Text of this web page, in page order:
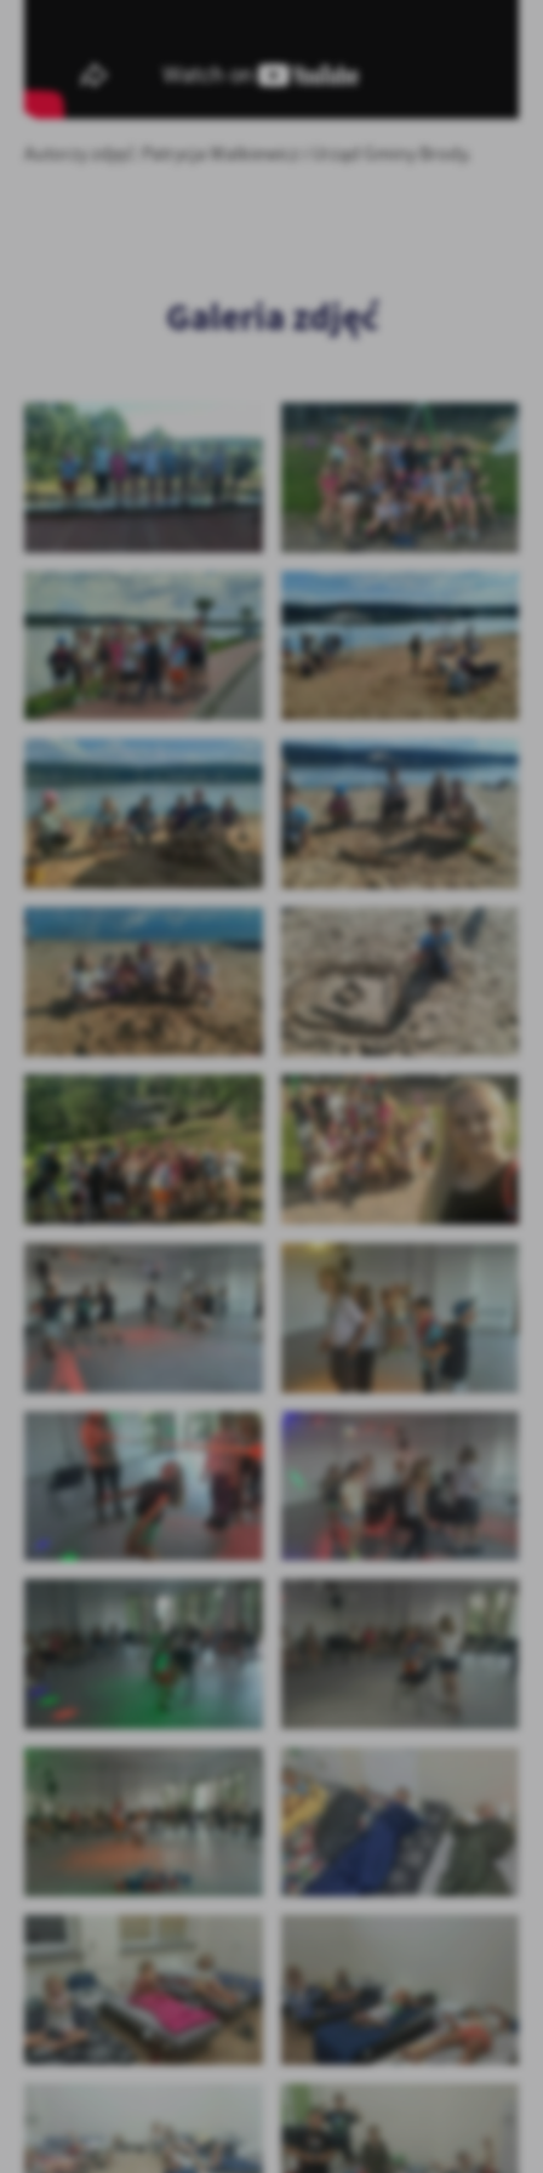
Autorzy zdjęć: Patrycja Walkiewicz i Urząd Gminy Brody.
Galeria zdjęć